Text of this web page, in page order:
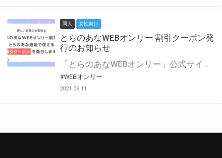
同人 女性向け
とらのあなWEBオンリー 割引クーポン発
行のお知らせ
「とらのあなWEBオンリー」公式サイトでとらのあな通販の「割引クーポン」を配布中！ イベントごとに開催当日限定で使える割引クーポンのシリアルコードを発行します。 とらのあなWEBオンリーのページをチェックして、イベント当日にお得にお買い物を楽しみましょう♪ ※本キャンペーンは予告なく終了する場合がございます。 とらのあなWEBオンリーサイトはこちら
#WEBオンリー
2021.06.11